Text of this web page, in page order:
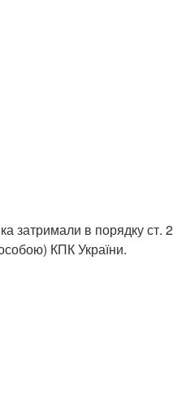
затримали в порядку
КПК України.